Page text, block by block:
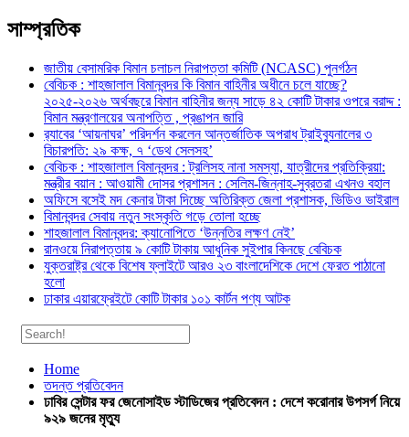
সাম্প্রতিক
জাতীয় বেসামরিক বিমান চলাচল নিরাপত্তা কমিটি (NCASC) পুনর্গঠন
বেবিচক : শাহজালাল বিমানবন্দর কি বিমান বাহিনীর অধীনে চলে যাচ্ছে?
২০২৫-২০২৬ অর্থবছরে বিমান বাহিনীর জন্য সাড়ে ৪২ কোটি টাকার ওপরে বরাদ্দ :
বিমান মন্ত্রণালয়ের অনাপত্তি , প্রঙাপন জারি
র‍্যাবের ‘আয়নাঘর’ পরিদর্শন করলেন আন্তর্জাতিক অপরাধ ট্রাইব্যুনালের ৩
বিচারপতি: ২৯ কক্ষ, ৭ ‘ডেথ সেলসহ’
বেবিচক : শাহজালাল বিমানবন্দর : ট্রলিসহ নানা সমস্যা, যাত্রীদের প্রতিক্রিয়া:
মন্ত্রীর বয়ান : আওয়ামী দোসর প্রশাসন : সেলিম-জিন্নাহ-সুব্রতরা এখনও বহাল
অফিসে বসেই মদ কেনার টাকা দিচ্ছে অতিরিক্ত জেলা প্রশাসক, ভিডিও ভাইরাল
বিমানবন্দর সেবায় নতুন সংস্কৃতি গড়ে তোলা হচ্ছে
শাহজালাল বিমানবন্দর: ক্যানোপিতে ‘উন্নতির লক্ষণ নেই’
রানওয়ে নিরাপত্তায় ৯ কোটি টাকায় আধুনিক সুইপার কিনছে বেবিচক
যুক্তরাষ্ট্র থেকে বিশেষ ফ্লাইটে আরও ২৩ বাংলাদেশিকে দেশে ফেরত পাঠানো
হলো
ঢাকার এয়ারফ্রেইটে কোটি টাকার ১০১ কার্টন পণ্য আটক
Home
তদন্ত প্রতিবেদন
ঢাবির সেন্টার ফর জেনোসাইড স্টাডিজের প্রতিবেদন : দেশে করোনার উপসর্গ নিয়ে
৯২৯ জনের মৃত্যু